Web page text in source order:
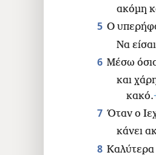
ακόμη
5 Ο
Να
6 Μέσω
και
κακό.
7 Όταν ο
κάνει
8 Καλύτερα